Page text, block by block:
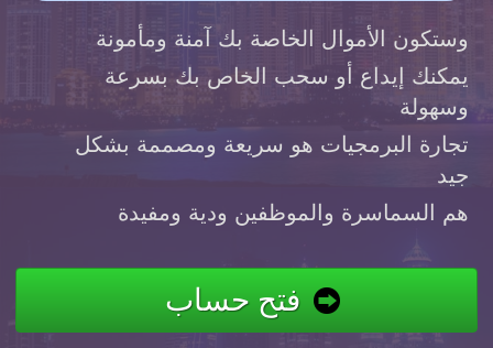
وستكون الأموال الخاصة بك آمنة ومأمونة
يمكنك إيداع أو سحب الخاص بك بسرعة
وسهولة
تجارة البرمجيات هو سريعة ومصممة بشكل
جيد
هم السماسرة والموظفين ودية ومفيدة
فتح حساب